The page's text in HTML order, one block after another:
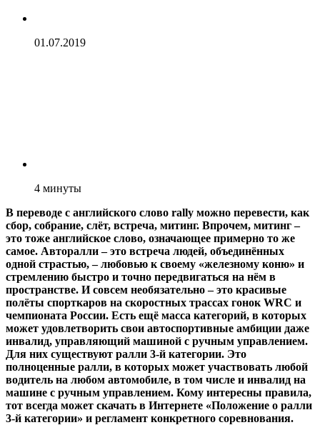
01.07.2019
4 минуты
В переводе с английского слово rally можно перевести, как
сбор, собрание, слёт, встреча, митинг. Впрочем, митинг –
это тоже английское слово, означающее примерно то же
самое. Авторалли – это встреча людей, объединённых
одной страстью, – любовью к своему «железному коню» и
стремлению быстро и точно передвигаться на нём в
пространстве. И совсем необязательно – это красивые
полёты спорткаров на скоростных трассах гонок WRC и
чемпионата России. Есть ещё масса категорий, в которых
может удовлетворить свои автоспортивные амбиции даже
инвалид, управляющий машиной с ручным управлением.
Для них существуют ралли 3-й категории. Это
полноценные ралли, в которых может участвовать любой
водитель на любом автомобиле, в том числе и инвалид на
машине с ручным управлением. Кому интересны правила,
тот всегда может скачать в Интернете «Положение о ралли
3-й категории» и регламент конкретного соревнования.